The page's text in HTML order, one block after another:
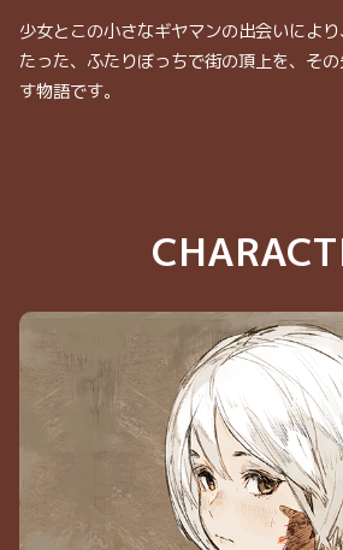
少女とこの小さなギヤマンの出会いにより
たった、ふたりぼっちで街の頂上を、そ
す物語です。